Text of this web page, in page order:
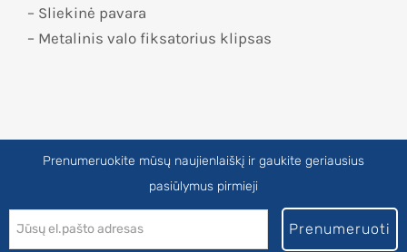
– Sliekinė pavara
– Metalinis valo fiksatorius klipsas
Prenumeruokite mūsų naujienlaiškį ir gaukite geriausius
pasiūlymus pirmieji
Prenumeruoti